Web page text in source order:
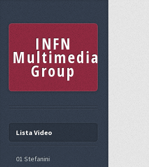
INFN
Multimedia
Group
Lista Video
01 Stefanini